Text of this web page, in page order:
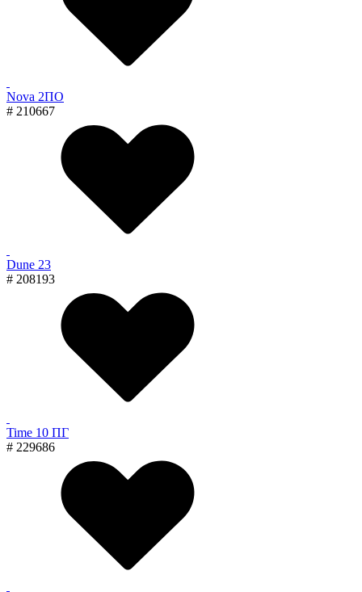
Nova 2ПО
# 210667
Dune 23
# 208193
Time 10 ПГ
# 229686